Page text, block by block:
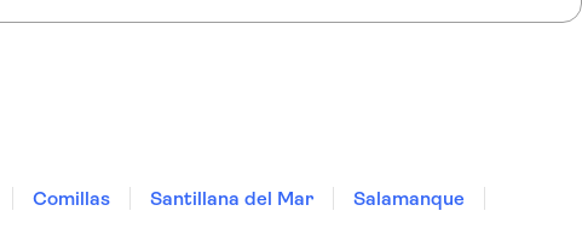
Comillas Santillana del Mar
Salamanque